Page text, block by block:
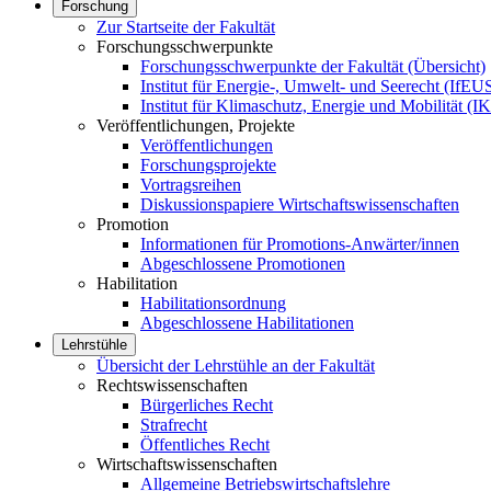
Forschung
Zur Startseite der Fakultät
Forschungsschwerpunkte
Forschungsschwerpunkte der Fakultät (Übersicht)
Institut für Energie-, Umwelt- und Seerecht
Institut für Klimaschutz, Energie und Mobilität
Veröffentlichungen, Projekte
Veröffentlichungen
Forschungsprojekte
Vortragsreihen
Diskussionspapiere Wirtschaftswissenschaften
Promotion
Informationen für Promotions-Anwärter/innen
Abgeschlossene Promotionen
Habilitation
Habilitationsordnung
Abgeschlossene Habilitationen
Lehrstühle
Übersicht der Lehrstühle an der Fakultät
Rechtswissenschaften
Bürgerliches Recht
Strafrecht
Öffentliches Recht
Wirtschaftswissenschaften
Allgemeine Betriebswirtschaftslehre